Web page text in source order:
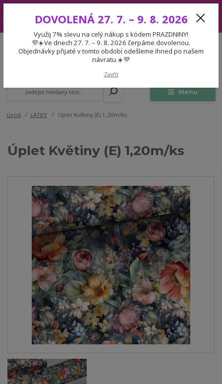
7. – 9. 8. 2026 čerpáme dovolenou. Objednávky přijaté v tomto období
odešleme ihned po našem návratu.☀️💜
Menu
CZK
Expedice 775 866 913
Po-Čt 9-15:30 Pá 9-14:30 Pauza 13-13:45
Úvod LÁTKY Úplet Květiny (E) 1,20m/ks
Úplet Květiny (E) 1,20m/ks
DOVOLENÁ 27. 7. – 9. 8. 2026
Využij 7% slevu na celý nákup s kódem PRAZDNINY!
💜☀️Ve dnech 27. 7. – 9. 8. 2026 čerpáme dovolenou.
Objednávky přijaté v tomto období odešleme ihned po našem
návratu.☀️💜
Zavřít